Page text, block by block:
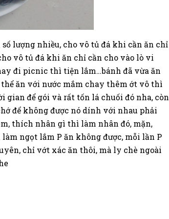
lượng nhiều, cho vô tủ đá khi cần ăn chỉ
vô tủ đá khi ăn chỉ cần cho vào lò vi
đi picnic thì tiện lắm…bánh đã vừa ăn
ăn với nước mắm chay thêm ớt vô thì
để gói và rất tốn lá chuối đó nha, còn
để không được nó dính với nhau phải
thích nhân gì thì làm nhân đó, mặn,
ngọt lắm P ăn không được, mỗi lần P
chỉ vớt xác ăn thôi, mà ly chè ngoài